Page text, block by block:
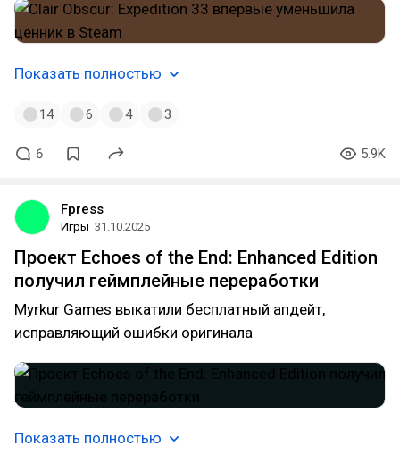
Показать полностью
14 6 4 3
6 5.9K
Fpress
Игры 31.10.2025
Проект Echoes of the End: Enhanced Edition
получил геймплейные переработки
Myrkur Games выкатили бесплатный апдейт,
исправляющий ошибки оригинала
Показать полностью